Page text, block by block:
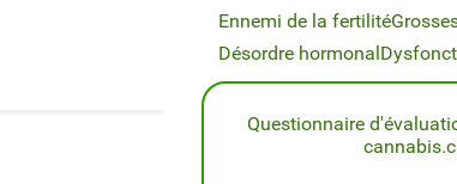
Ennemi de la fertilité
Désordre hormonal
Questionnaire